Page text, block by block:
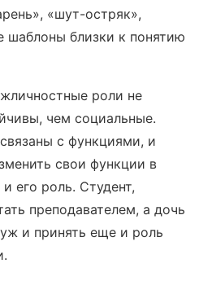
«шут-остряк»,
шаблоны близки к понятию
роли не
чем социальные.
с функциями, и
свои функции в
его роль. Студент,
преподавателем, а дочь
и принять еще и роль